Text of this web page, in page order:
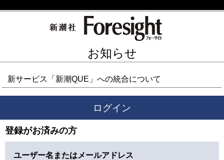
お知らせ
新サービス「新潮QUE」への統合について
ログイン
登録がお済みの方
ユーザー名またはメールアドレス